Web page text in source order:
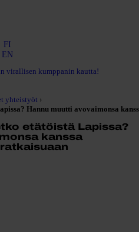
FI
EN
virallisen kumppanin kautta!
yhteistyöt ›
Hannu muutti avovaimonsa
etätöistä Lapissa?
kanssa